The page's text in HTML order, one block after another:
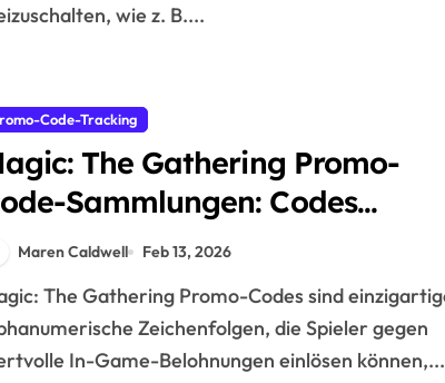
wie z. B....
Code-Tracking
The Gathering Promo-
Sammlungen: Codes
organisieren, mit Freunden teilen,
maximieren
Maren Caldwell Feb 13, 2026
Zeichenfolgen, die Spieler gegen
In-Game-Belohnungen einlösen können,...